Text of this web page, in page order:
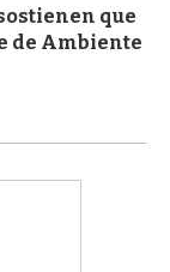
que
de Ambiente